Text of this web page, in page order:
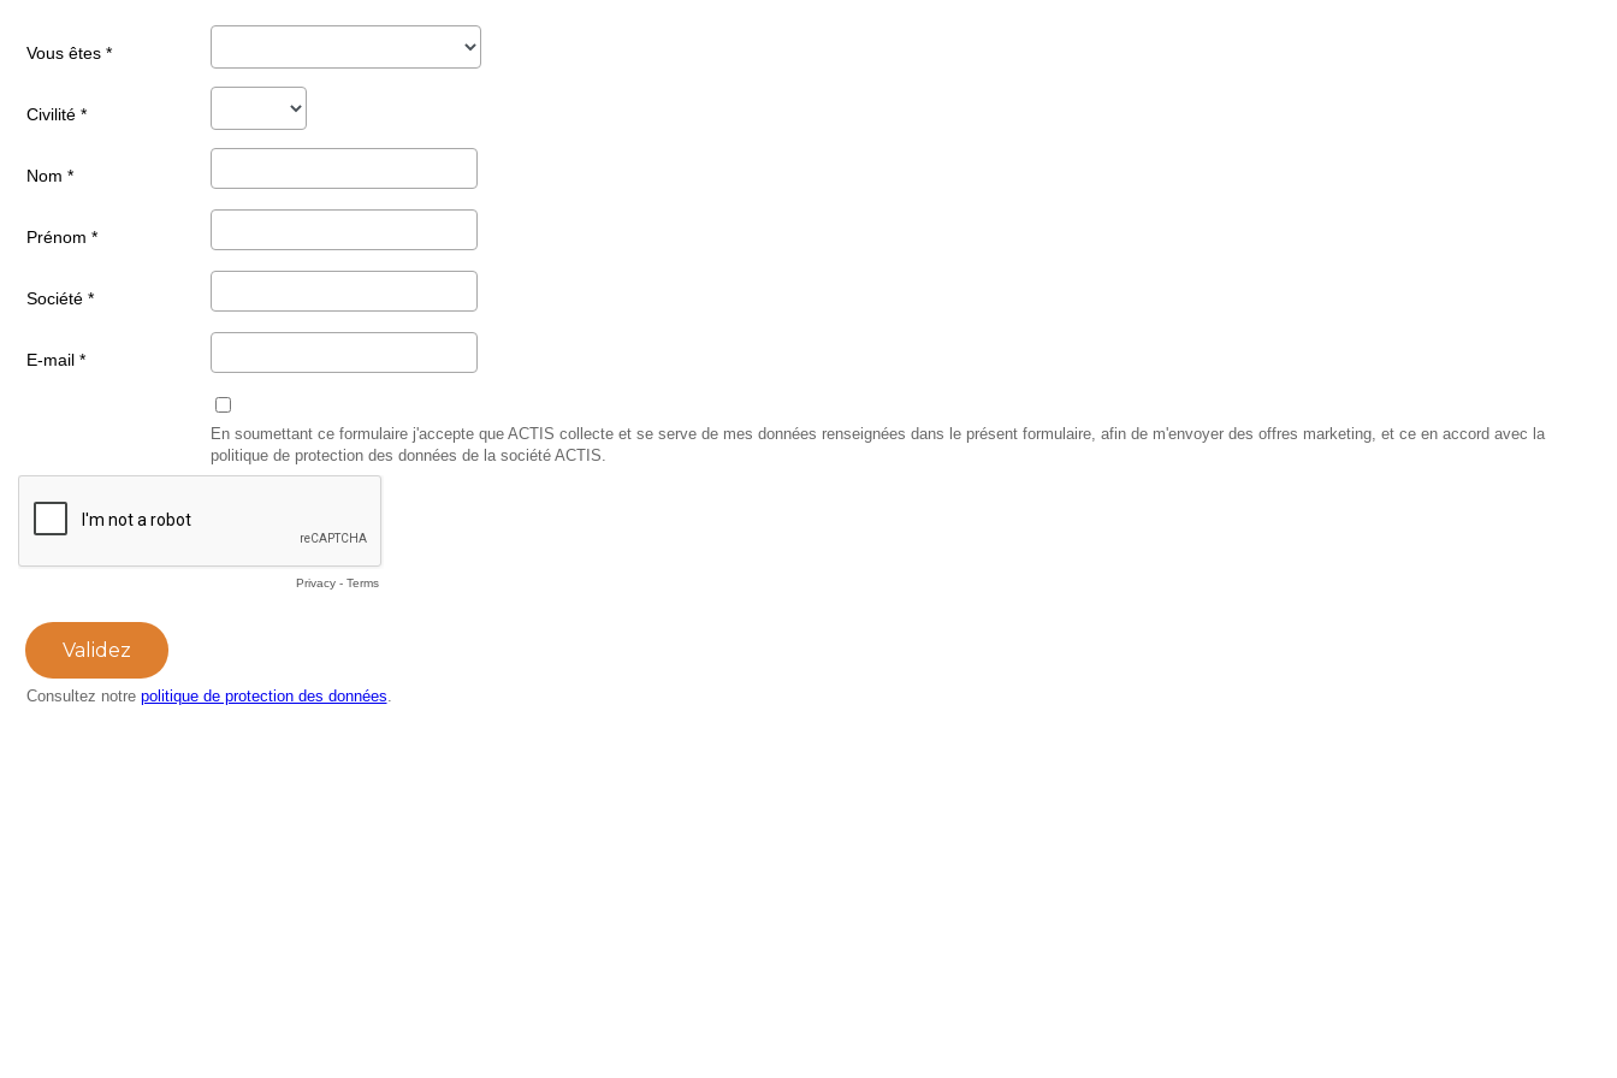
Vous êtes *
Civilité *
Nom *
Prénom *
Société *
E-mail *
En soumettant ce formulaire j'accepte que ACTIS collecte et se serve de mes données renseignées dans le présent formulaire, afin de m'envoyer des offres marketing, et ce en accord avec la
politique de protection des données de la société ACTIS.
Privacy- Terms
Consultez notre politique de protection des données.